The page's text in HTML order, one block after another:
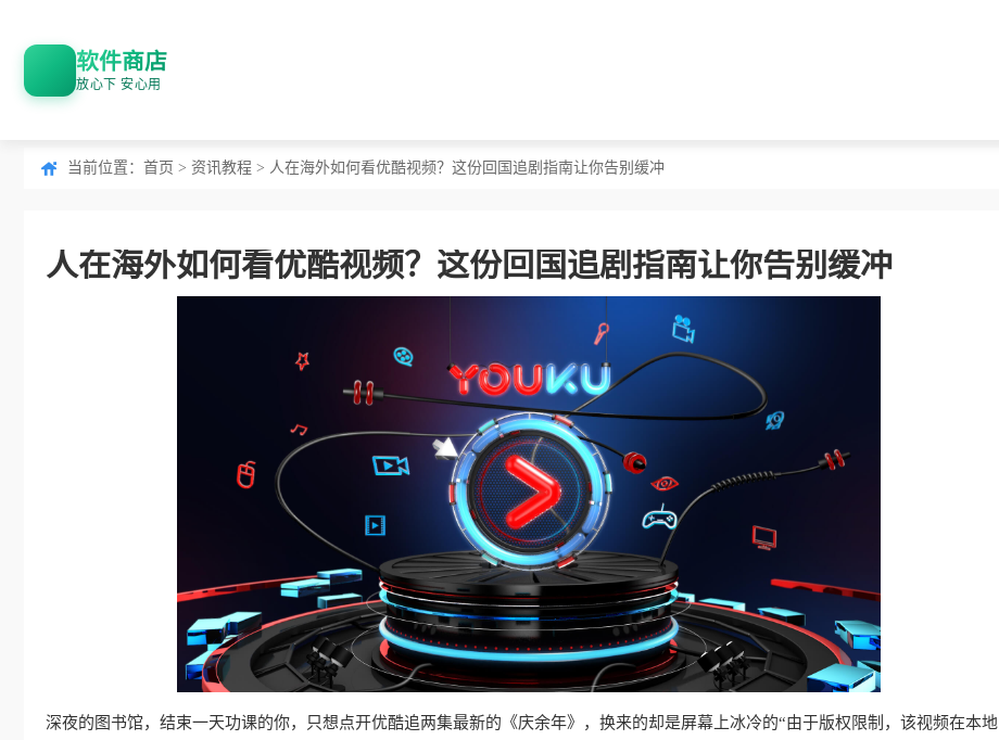
软件商店
放心下 安心用
当前位置： 首页 > 资讯教程 > 人在海外如何看优酷视频？这份回国追剧指南让你告别缓冲
人在海外如何看优酷视频？这份回国追剧指南让你告别缓冲
深夜的图书馆，结束一天功课的你，只想点开优酷追两集最新的《庆余年》，换来的却是屏幕上冰冷的“由于版权限制，该视频在本地